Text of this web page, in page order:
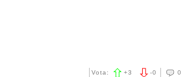
0
-0
Vota: +3